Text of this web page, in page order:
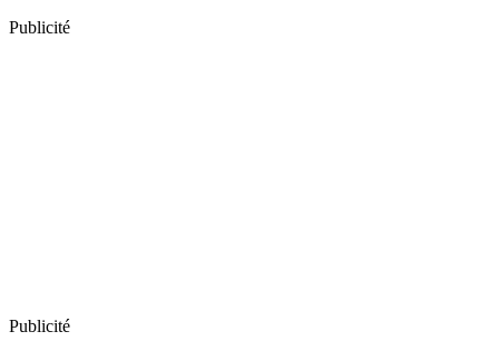
Publicité
Publicité